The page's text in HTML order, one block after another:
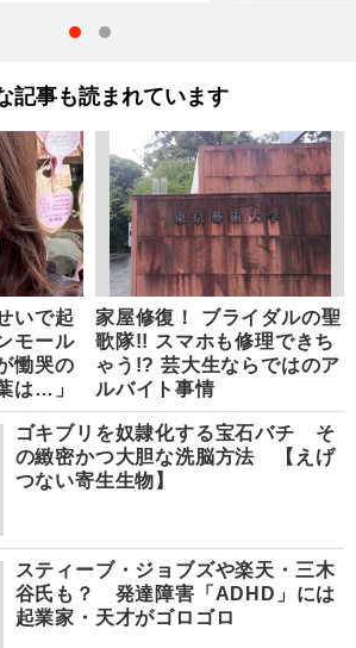
記事も読まれています
いで起
モール
慟哭の
は…」
家屋修復！ ブライダルの聖
歌隊!! スマホも修理できち
ゃう!? 芸大生ならではのア
ルバイト事情
ゴキブリを奴隷化する宝石バチ そ
の緻密かつ大胆な洗脳方法 【えげ
つない寄生生物】
スティーブ・ジョブズや楽天・三木
谷氏も？ 発達障害「ADHD」には
起業家・天才がゴロゴロ